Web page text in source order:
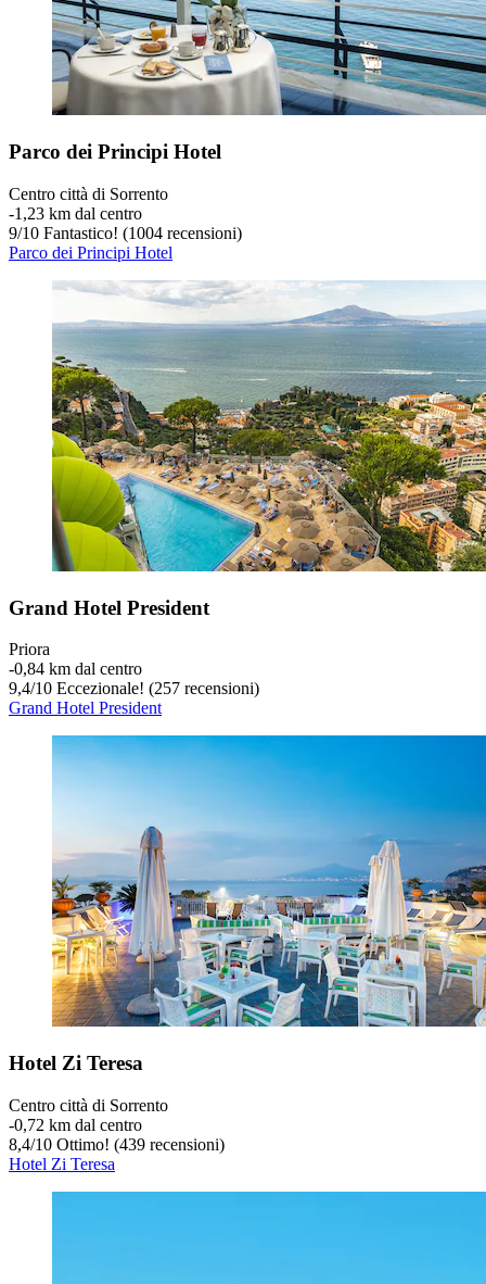
Parco dei Principi Hotel
Centro città di Sorrento
‐1,23 km dal centro
9/10 Fantastico! (1004 recensioni)
Parco dei Principi Hotel
Grand Hotel President
Priora
‐0,84 km dal centro
9,4/10 Eccezionale! (257 recensioni)
Grand Hotel President
Hotel Zi Teresa
Centro città di Sorrento
‐0,72 km dal centro
8,4/10 Ottimo! (439 recensioni)
Hotel Zi Teresa